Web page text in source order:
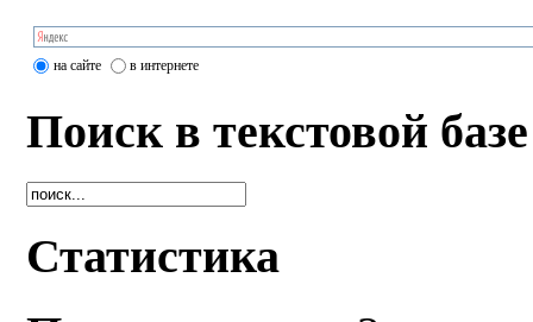
на сайте в интернете
Поиск в текстовой базе
Статистика